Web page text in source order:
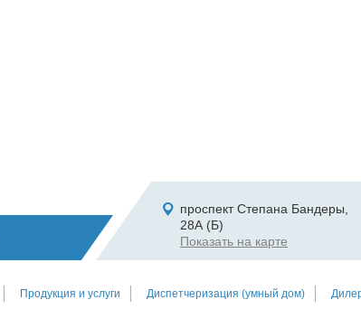
проспект Степана Бандеры,
28А (Б)
Показать на карте
Продукция и услуги Диспетчеризация (умный дом)